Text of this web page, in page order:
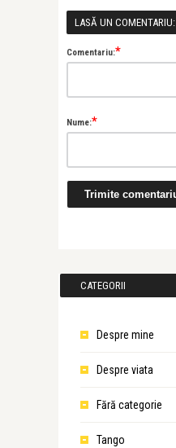
LASĂ UN COMENTARIU:
Comentariu:*
Nume:*
CATEGORII
Despre mine
Despre viata
Fără categorie
Tango